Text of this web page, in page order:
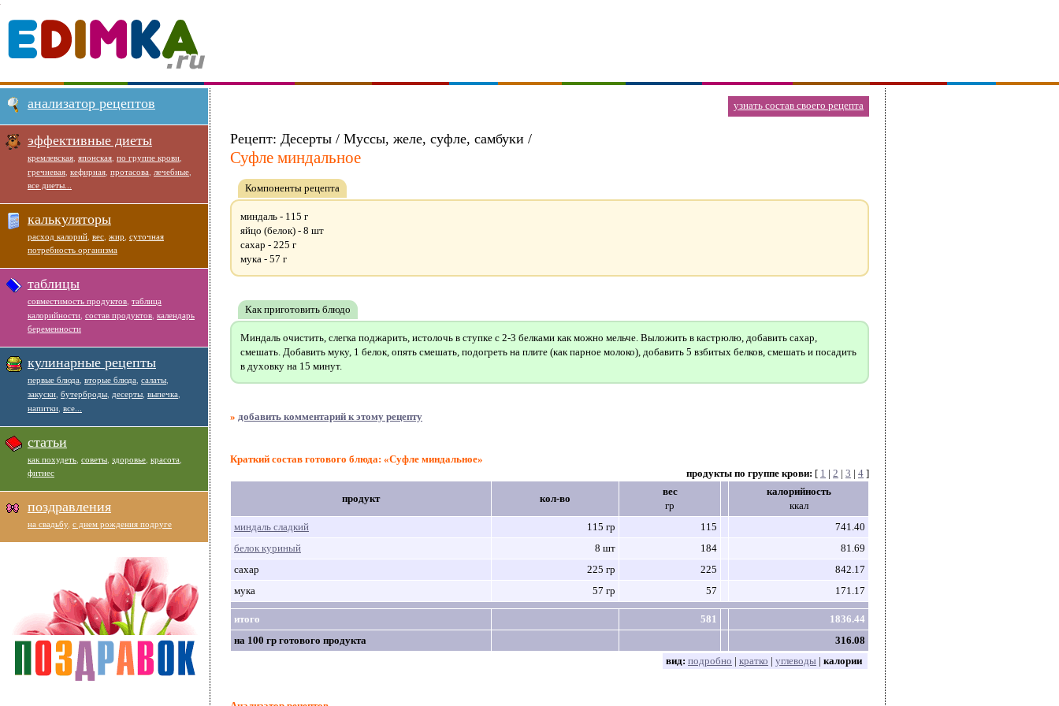
узнать состав своего рецепта
Рецепт: Десерты / Муссы, желе, суфле, самбуки /
Суфле миндальное
Компоненты рецепта
миндаль - 115 г
яйцо (белок) - 8 шт
сахар - 225 г
мука - 57 г
Как приготовить блюдо
Миндаль очистить, слегка поджарить, истолочь в ступке с 2-3 белками как можно мельче. Выложить в кастрюлю, добавить сахар,
смешать. Добавить муку, 1 белок, опять смешать, подогреть на плите (как парное молоко), добавить 5 взбитых белков, смешать и посадить
в духовку на 15 минут.
» добавить комментарий к этому рецепту
Краткий состав готового блюда: «Суфле миндальное»
продукты по группе крови: [ 1 | 2 | 3 | 4 ]
продукт кол-во
вес
гр
калорийность
ккал
миндаль сладкий
115 гр 115
741.40
белок куриный
8 шт 184
81.69
сахар
225 гр 225
842.17
мука
57 гр 57 171.17
итого 581
1836.44
на 100 гр готового продукта
316.08
вид: подробно | кратко | углеводы | калории
анализатор рецептов
эффективные диеты
кремлевская японская по группе крови
гречневая кефирная протасова лечебные
все диеты...
калькуляторы
расход калорий вес жир суточная
потребность организма
таблицы
совместимость продуктов таблица
калорийности состав продуктов календарь
беременности
кулинарные рецепты
первые блюда вторые блюда салаты
закуски бутерброды десерты выпечка
напитки все...
статьи
как похудеть советы здоровье красота
фитнес
поздравления
на свадьбу, с днем рождения подруге